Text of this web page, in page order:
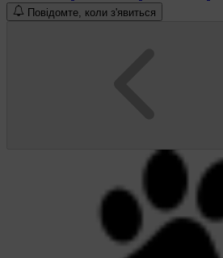
Повідомте, коли з'явиться